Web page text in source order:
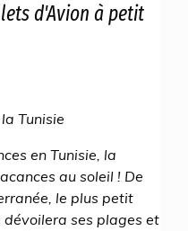
d'Avion à petit
Tunisie
en Tunisie, la
au soleil ! De
le plus petit
ses plages et